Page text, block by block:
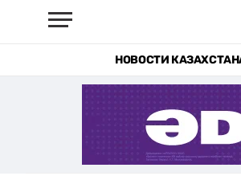
НОВОСТИ